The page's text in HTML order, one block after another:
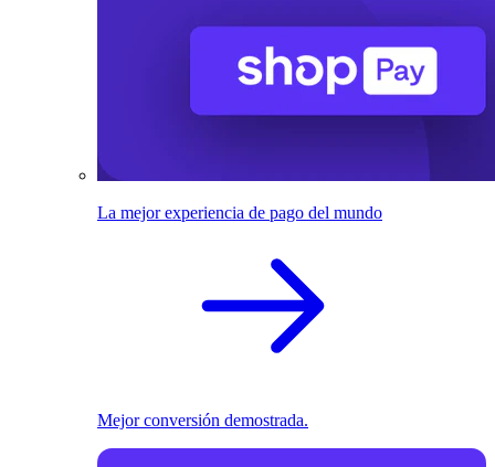
La mejor experiencia de pago del mundo
Mejor conversión demostrada.